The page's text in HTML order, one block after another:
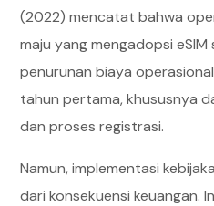
(2022) mencatat bahwa
maju yang mengadopsi
penurunan biaya
tahun pertama, khususnya
dan proses registrasi.
Namun, implementasi
dari konsekuensi keuangan.